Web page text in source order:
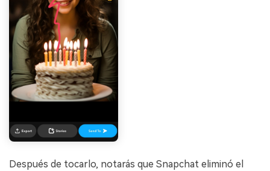
Después de tocarlo, notarás que Snapchat eliminó el